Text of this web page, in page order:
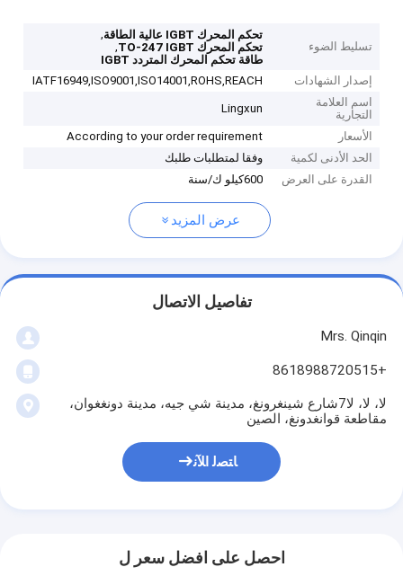
تسليط الضوء
تحكم المحرك IGBT عالية الطاقة
,
تحكم المحرك TO-247 IGBT
,
طاقة تحكم المحرك المتردد IGBT
إصدار الشهادات
IATF16949,ISO9001,ISO14001,ROHS,REACH
اسم العلامة
التجارية
Lingxun
الأسعار
According to your order requirement
الحد الأدنى لكمية
وفقا لمتطلبات طلبك
القدرة على العرض
600كيلو ك/سنة
عرض المزيد
تفاصيل الاتصال
Mrs. Qinqin
+8618988720515
لا، لا، لا7شارع شينغرونغ، مدينة شي جيه، مدينة دونغغوان،
مقاطعة قوانغدونغ، الصين
ﺎﺘﺼﻟ ﺍﻶﻧ
احصل على افضل سعر ل